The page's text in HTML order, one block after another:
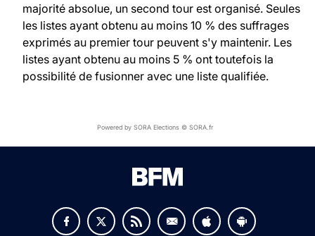
majorité absolue, un second tour est organisé. Seules
les listes ayant obtenu au moins 10 % des suffrages
exprimés au premier tour peuvent s'y maintenir. Les
listes ayant obtenu au moins 5 % ont toutefois la
possibilité de fusionner avec une liste qualifiée.
Powered by SORA Elections © SORA.fr